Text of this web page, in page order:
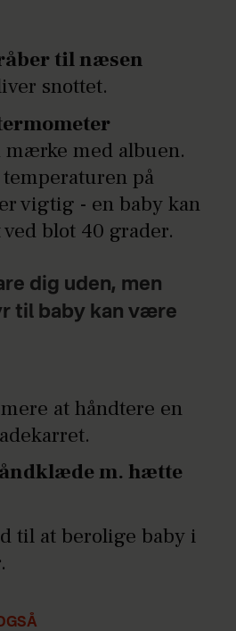
til næsen
snottet.
mærke med albuen.
på
vigtig - en baby kan
blot 40 grader.
dig uden, men
til baby kan være
at håndtere en
m. hætte
til at berolige baby i